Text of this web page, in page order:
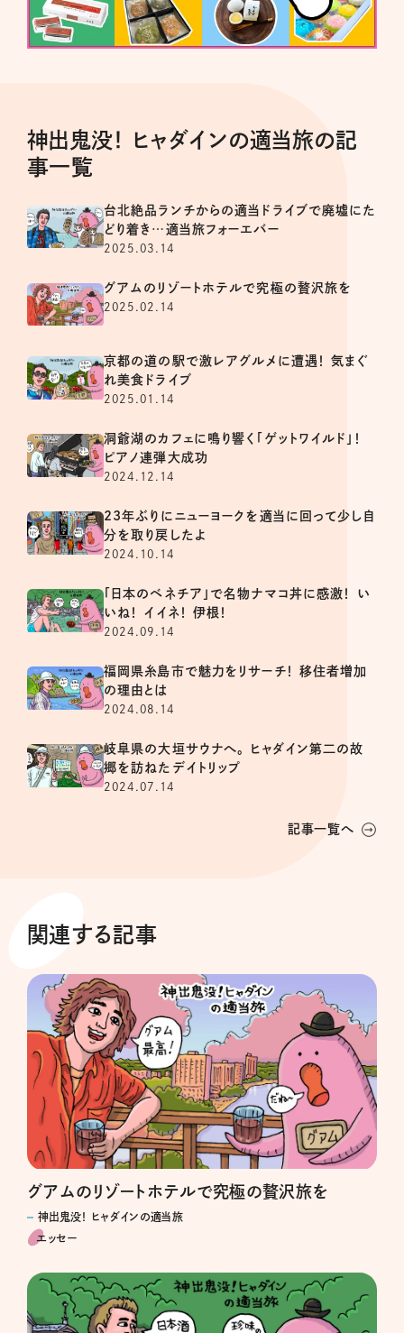
神出鬼没！ ヒャダインの適当旅の記
事一覧
台北絶品ランチからの適当ドライブで廃墟にた
どり着き…適当旅フォーエバー
2025.03.14
グアムのリゾートホテルで究極の贅沢旅を
2025.02.14
京都の道の駅で激レアグルメに遭遇！ 気まぐ
れ美食ドライブ
2025.01.14
洞爺湖のカフェに鳴り響く「ゲットワイルド」！
ピアノ連弾大成功
2024.12.14
23年ぶりにニューヨークを適当に回って少し自
分を取り戻したよ
2024.10.14
「日本のベネチア」で名物ナマコ丼に感激！ い
いね！ イイネ！ 伊根！
2024.09.14
福岡県糸島市で魅力をリサーチ！ 移住者増加
の理由とは
2024.08.14
岐阜県の大垣サウナへ。 ヒャダイン第二の故
郷を訪ねたデイトリップ
2024.07.14
記事一覧へ
関連する記事
グアムのリゾートホテルで究極の贅沢旅を
神出鬼没！ ヒャダインの適当旅
エッセー